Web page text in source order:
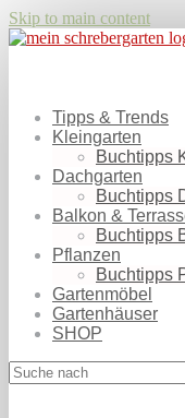
Skip to main content
Tipps & Trends
Kleingarten
Buchtipps
Dachgarten
Buchtipps
Balkon &
Buchtipps
Pflanzen
Buchtipps
Gartenmöbel
Gartenhäuser
SHOP